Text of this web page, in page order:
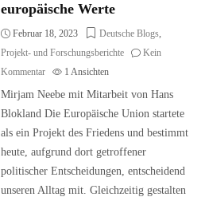
europäische Werte
Februar 18, 2023 Deutsche Blogs,
Projekt- und Forschungsberichte
Kein
Kommentar
1Ansichten
Mirjam Neebe mit Mitarbeit von Hans
Blokland Die Europäische Union startete
als ein Projekt des Friedens und bestimmt
heute, aufgrund dort getroffener
politischer Entscheidungen, entscheidend
unseren Alltag mit. Gleichzeitig gestalten